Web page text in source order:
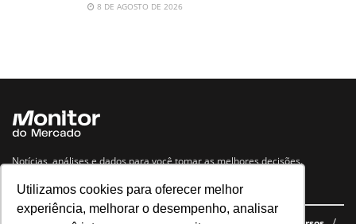
Utilizamos cookies para oferecer melhor
experiência, melhorar o desempenho, analisar
8 DE AGOSTO DE 2026
Notícias, análises e dados para você tomar as melhores decisões.
Navegue no site